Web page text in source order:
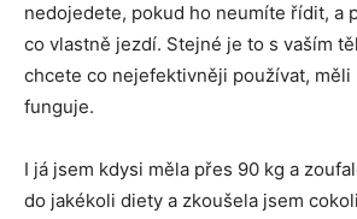
nedojedete, pokud ho neumíte řídit, a
co vlastně jezdí. Stejné je to s vaším
chcete co nejefektivněji používat, měli
funguje.
I já jsem kdysi měla přes 90 kg a
do jakékoli diety a zkoušela jsem